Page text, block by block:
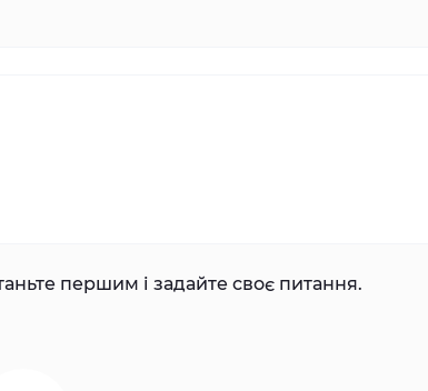
першим і задайте своє питання.